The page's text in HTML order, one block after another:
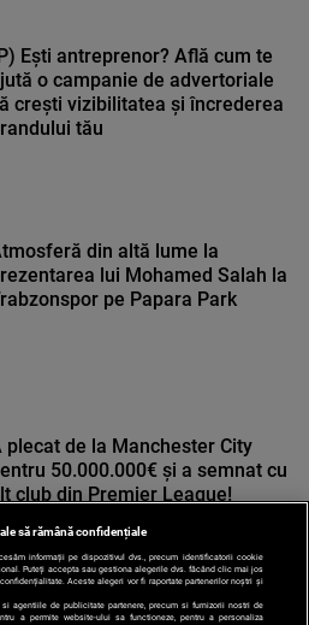
Ești antreprenor? Află cum te
o campanie de advertoriale
crești vizibilitatea și încrederea
tău
din altă lume la
lui Mohamed Salah la
pe Papara Park
plecat de la Manchester City
50.000.000€ și a semnat cu
club din Premier League!
să rămână confidențiale
informații pe dispozitivul dvs., precum identificatorii cookie
Puteți accepta sau gestiona alegerile dvs. făcând clic mai jos
Aceste alegeri vor fi raportate partenerilor noștri și
agentiile de publicitate partenere, precum si furnizorii nostri de
a permite website-ului sa functioneze, pentru a personaliza